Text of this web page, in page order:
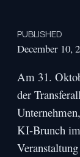
PUBLISHED
December 10,
Am 31.
der
KI-Brunch